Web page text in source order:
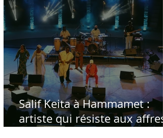
Salif Keita à Hammamet :
artiste qui résiste aux affres